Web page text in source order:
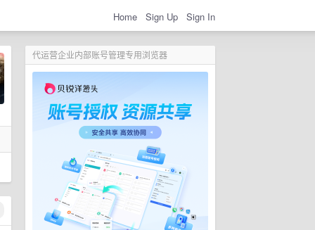
Home Sign Up Sign In
代运营企业内部账号管理专用浏览器